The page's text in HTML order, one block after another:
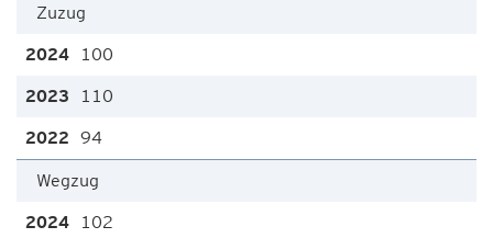
Zuzug
100
110
94
Wegzug
102